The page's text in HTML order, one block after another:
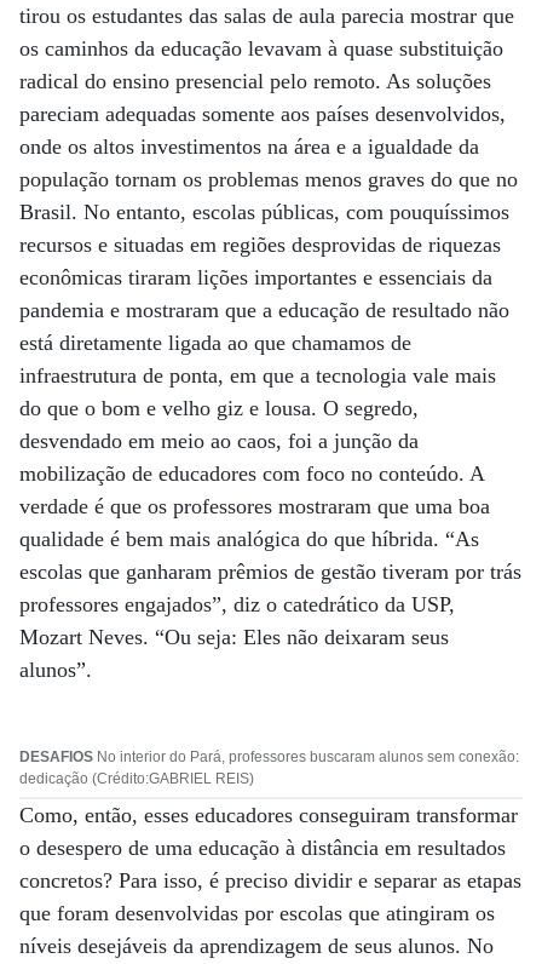
tirou os estudantes das salas de aula parecia mostrar que
os caminhos da educação levavam à quase substituição
radical do ensino presencial pelo remoto. As soluções
pareciam adequadas somente aos países desenvolvidos,
onde os altos investimentos na área e a igualdade da
população tornam os problemas menos graves do que no
Brasil. No entanto, escolas públicas, com pouquíssimos
recursos e situadas em regiões desprovidas de riquezas
econômicas tiraram lições importantes e essenciais da
pandemia e mostraram que a educação de resultado não
está diretamente ligada ao que chamamos de
infraestrutura de ponta, em que a tecnologia vale mais
do que o bom e velho giz e lousa. O segredo,
desvendado em meio ao caos, foi a junção da
mobilização de educadores com foco no conteúdo. A
verdade é que os professores mostraram que uma boa
qualidade é bem mais analógica do que híbrida. “As
escolas que ganharam prêmios de gestão tiveram por trás
professores engajados”, diz o catedrático da USP,
Mozart Neves. “Ou seja: Eles não deixaram seus
alunos”.
DESAFIOS No interior do Pará, professores buscaram alunos sem conexão:
dedicação (Crédito:GABRIEL REIS)
Como, então, esses educadores conseguiram transformar
o desespero de uma educação à distância em resultados
concretos? Para isso, é preciso dividir e separar as etapas
que foram desenvolvidas por escolas que atingiram os
níveis desejáveis da aprendizagem de seus alunos. No